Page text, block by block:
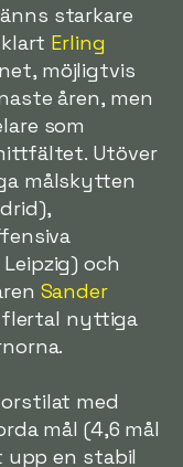
starkare
Erling
möjligtvis
åren, men
som
Utöver
målskytten
och
Sander
flertal nyttiga
med
mål (4,6 mål
upp en stabil